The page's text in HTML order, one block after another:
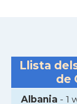
Llista
de
Albania - 1